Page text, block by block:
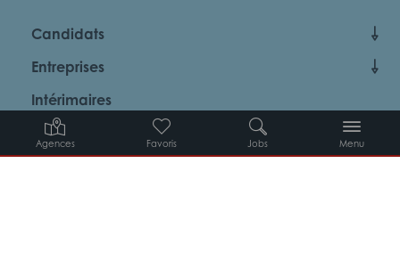
Agences Favoris Jobs Menu
Candidats
Entreprises
Intérimaires
À propos d’Adéquat